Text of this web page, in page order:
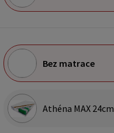
Bez matrace
Athéna MAX 24cm